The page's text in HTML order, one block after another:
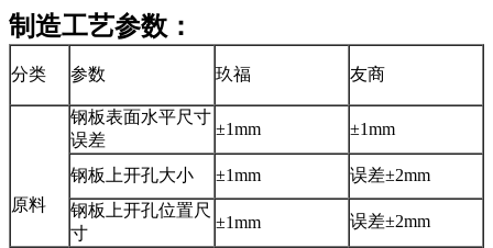
制造工艺参数：
分类 参数 玖福 友商
原料
钢板表面水平尺寸
误差
±1mm ±1mm
钢板上开孔大小 ±1mm
误差±2mm
钢板上开孔位置尺
寸
±1mm 误差±2mm